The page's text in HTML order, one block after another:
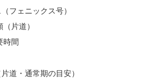
フェニックス号）
（片道）
時間
道・通常期の目安）